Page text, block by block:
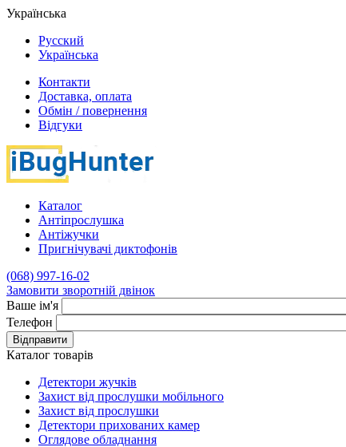
Українська
Русский
Українська
Контакти
Доставка, оплата
Обмін / повернення
Відгуки
Каталог
Антіпрослушка
Антіжучки
Пригнічувачі диктофонів
(068) 997-16-02
Замовити зворотній двінок
Ваше ім'я
Телефон
Відправити
Каталог товарів
Детектори жучків
Захист від прослушки мобільного
Захист від прослушки
Детектори прихованих камер
Оглядове обладнання